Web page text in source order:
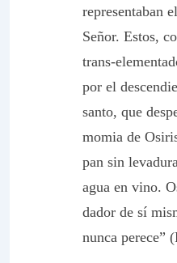
representaban
Señor. Estos,
trans-
por el
santo, que
momia de
pan sin
agua en vino.
dador de sí
nunca perece”